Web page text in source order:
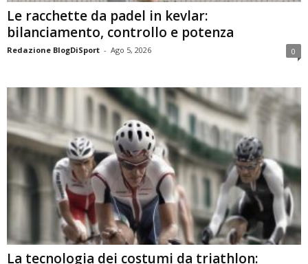
Le racchette da padel in kevlar:
bilanciamento, controllo e potenza
Redazione BlogDiSport - Ago 5, 2026 0
La tecnologia dei costumi da triathlon: